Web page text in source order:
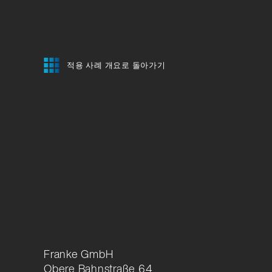
적용 사례 개요로 돌아가기
Franke GmbH
Obere Bahnstraße 64